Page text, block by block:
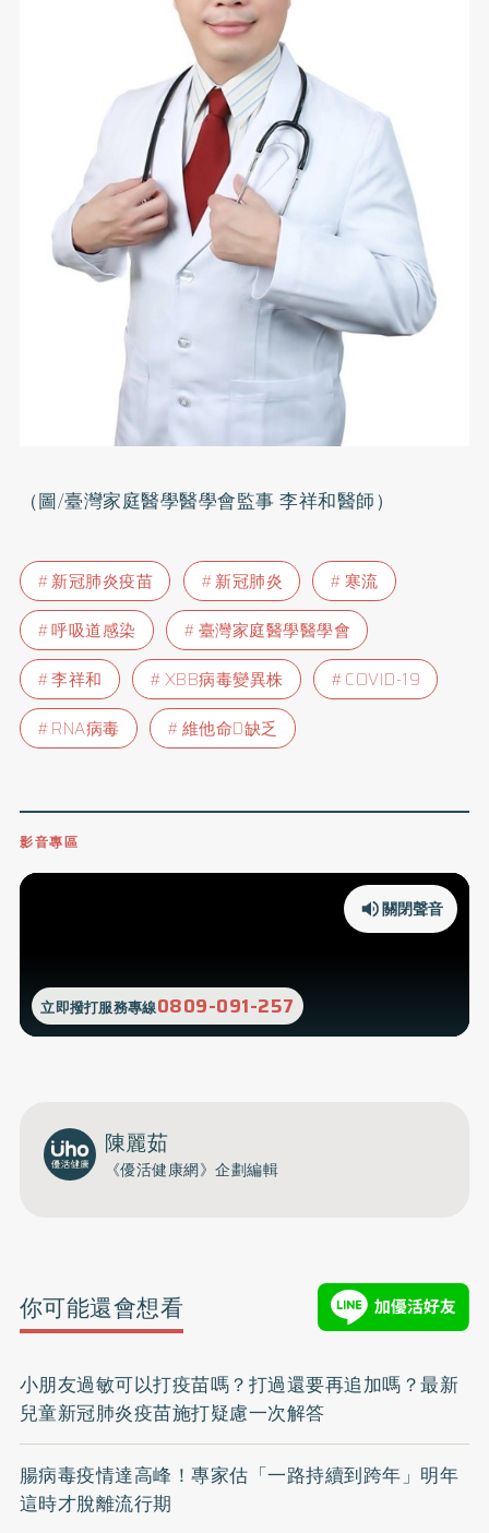
（圖/臺灣家庭醫學醫學會監事 李祥和醫師）
新冠肺炎疫苗 新冠肺炎
寒流
呼吸道感染
臺灣家庭醫學醫學會
李祥和
XBB病毒變異株
COVID-19
RNA病毒
維他命D缺乏
影音專區
立即撥打服務專線0809-091-257
關閉聲音
陳麗茹
《優活健康網》企劃編輯
你可能還會想看
小朋友過敏可以打疫苗嗎？打過還要再追加嗎？最新
兒童新冠肺炎疫苗施打疑慮一次解答
腸病毒疫情達高峰！專家估「一路持續到跨年」明年
這時才脫離流行期